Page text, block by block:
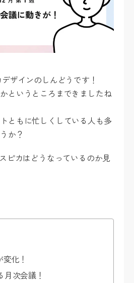
ザインのしんどうです！
というところまできましたね
ともに忙しくしている人も多
か？
ピカはどうなっているのか見
化！
次会議！